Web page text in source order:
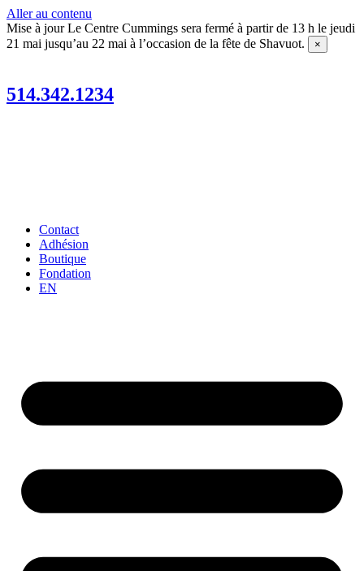
Aller au contenu
Mise à jour Le Centre Cummings sera fermé à partir de 13 h le jeudi
21 mai jusqu’au 22 mai à l’occasion de la fête de Shavuot.
×
514.342.1234
Contact
Adhésion
Boutique
Fondation
EN